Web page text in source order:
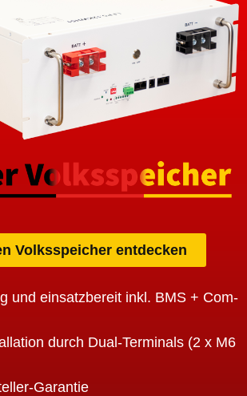
Volksspeicher entdecken
und einsatzbereit inkl. BMS + Com-
durch Dual-Terminals (2 x M6
Garantie